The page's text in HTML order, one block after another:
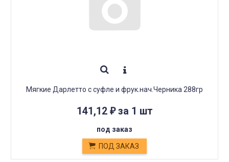
Мягкие Дарлетто с суфле и фрук.нач.Черника 288гр
141,12 ₽за 1 шт
под заказ
ПОД ЗАКАЗ